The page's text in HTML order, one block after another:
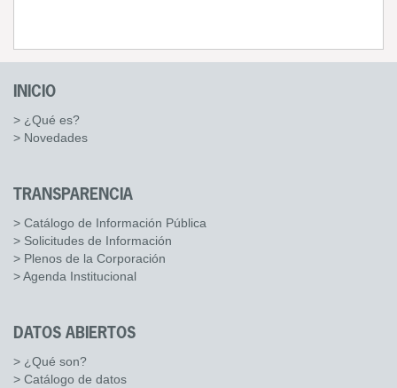
INICIO
> ¿Qué es?
> Novedades
TRANSPARENCIA
> Catálogo de Información Pública
> Solicitudes de Información
> Plenos de la Corporación
> Agenda Institucional
DATOS ABIERTOS
> ¿Qué son?
> Catálogo de datos